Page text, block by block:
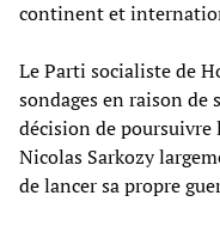
continent et
Le Parti socialiste de
sondages en raison de
décision de poursuivre
Nicolas Sarkozy
de lancer sa propre